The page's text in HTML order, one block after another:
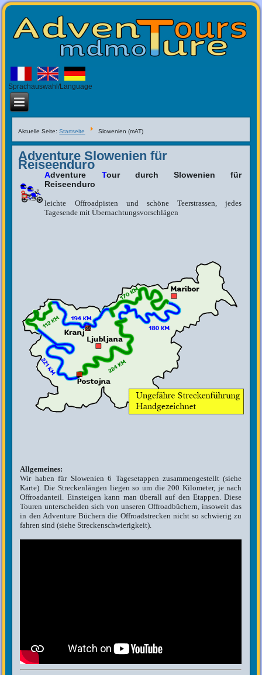
Sprachauswahl/Language
Aktuelle Seite:Startseite Slowenien (mAT)
Adventure Slowenien für
Reiseenduro
Adventure Tour durch Slowenien für
Reiseenduro
leichte Offroadpisten und schöne Teerstrassen, jedes
Tagesende mit Übernachtungsvorschlägen
Allgemeines:
Wir haben für Slowenien 6 Tagesetappen zusammengestellt (siehe
Karte). Die Streckenlängen liegen so um die 200 Kilometer, je nach
Offroadanteil. Einsteigen kann man überall auf den Etappen. Diese
Touren unterscheiden sich von unseren Offroadbüchern, insoweit das
in den Adventure Büchern die Offroadstrecken nicht so schwierig zu
fahren sind (siehe Streckenschwierigkeit).